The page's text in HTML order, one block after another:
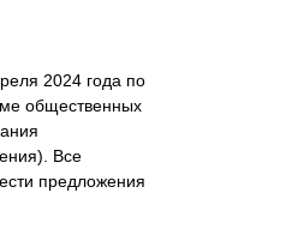
2024 года по
общественных
Все
предложения